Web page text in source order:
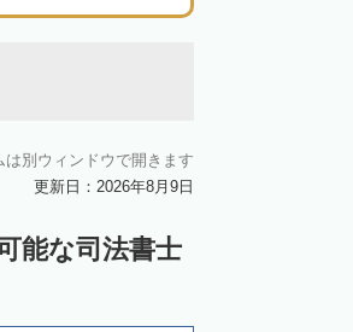
別ウィンドウで開きます
更新日：2026年8月9日
能な司法書士